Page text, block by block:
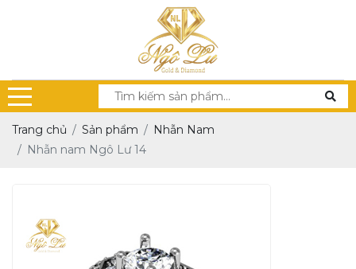
Trang chủ Sản phẩm
Nhẫn Nam
Nhẫn nam Ngô Lư 14